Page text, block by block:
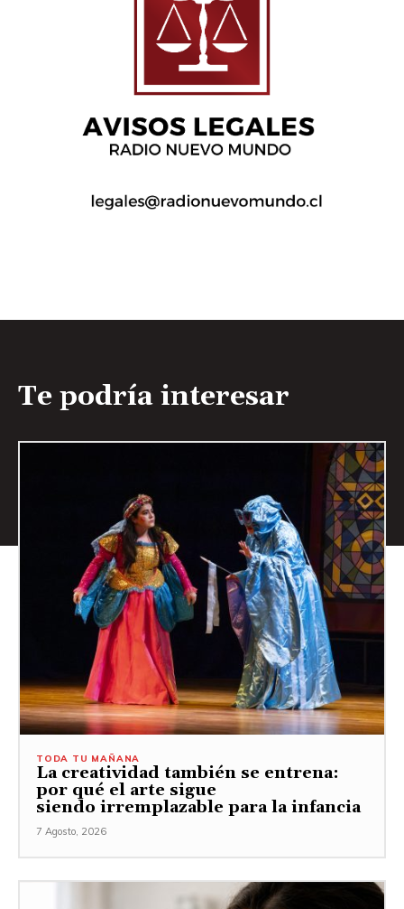
Te podría interesar
TODA TU MAÑANA
La creatividad también se entrena:
por qué el arte sigue
siendo irremplazable para la infancia
7 Agosto, 2026